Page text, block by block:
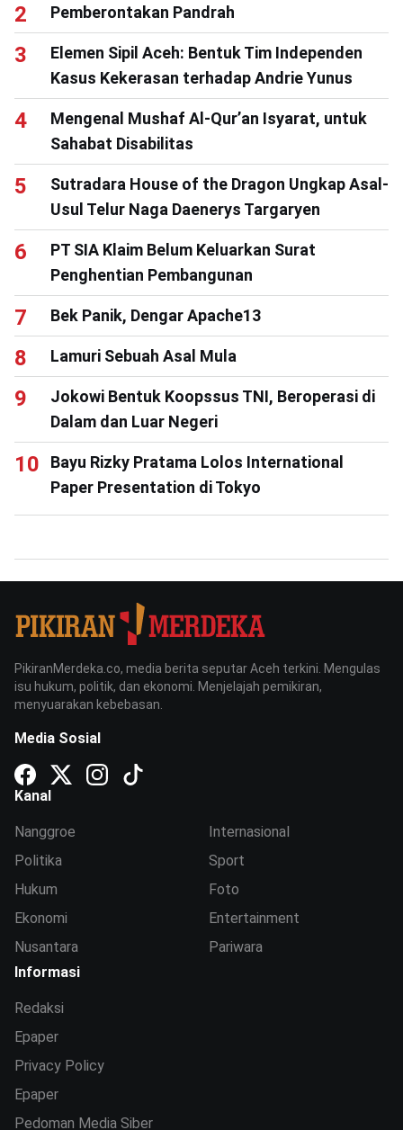
Pemberontakan Pandrah
Elemen Sipil Aceh: Bentuk Tim Independen
Kasus Kekerasan terhadap Andrie Yunus
Mengenal Mushaf Al-Qur’an Isyarat, untuk
Sahabat Disabilitas
Sutradara House of the Dragon Ungkap Asal-
Usul Telur Naga Daenerys Targaryen
PT SIA Klaim Belum Keluarkan Surat
Penghentian Pembangunan
Bek Panik, Dengar Apache13
Lamuri Sebuah Asal Mula
Jokowi Bentuk Koopssus TNI, Beroperasi di
Dalam dan Luar Negeri
Bayu Rizky Pratama Lolos International
Paper Presentation di Tokyo
PikiranMerdeka.co, media berita seputar Aceh terkini. Mengulas
isu hukum, politik, dan ekonomi. Menjelajah pemikiran,
menyuarakan kebebasan.
Media Sosial
Kanal
Nanggroe
Politika
Hukum
Ekonomi
Nusantara
Internasional
Sport
Foto
Entertainment
Pariwara
Informasi
Redaksi
Epaper
Privacy Policy
Epaper
Pedoman Media Siber